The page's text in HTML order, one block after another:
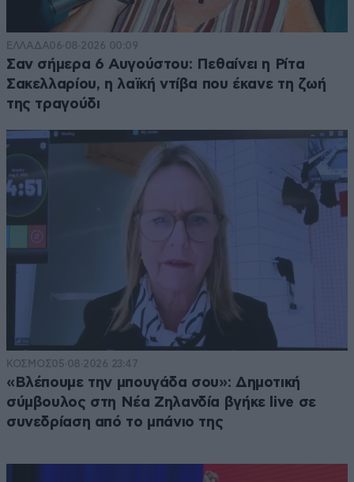
ΕΛΛΑΔΑ06·08·2026 00:09
Σαν σήμερα 6 Αυγούστου: Πεθαίνει η Ρίτα
Σακελλαρίου, η λαϊκή ντίβα που έκανε τη ζωή
της τραγούδι
ΚΟΣΜΟΣ05·08·2026 23:47
«Βλέπουμε την μπουγάδα σου»: Δημοτική
σύμβουλος στη Νέα Ζηλανδία βγήκε live σε
συνεδρίαση από το μπάνιο της